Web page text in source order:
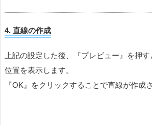
4. 直線の作成
上記の設定した後、『プレビュー』を押
位置を表示します。
『OK』をクリックすることで直線が作成